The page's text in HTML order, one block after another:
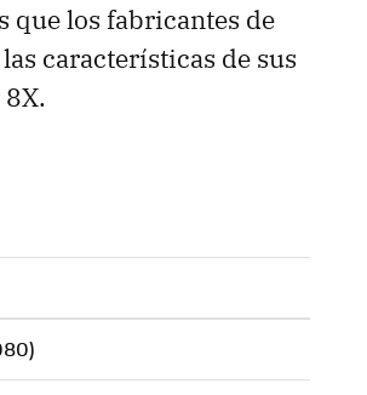
que los fabricantes de
características de sus